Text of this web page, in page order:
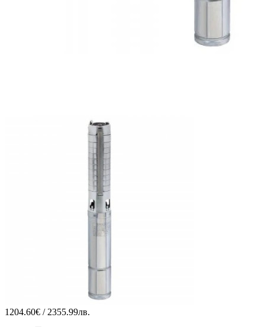
1204.60€ / 2355.99лв.